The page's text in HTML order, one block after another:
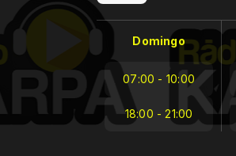
Domingo
07:00 - 10:00
18:00 - 21:00